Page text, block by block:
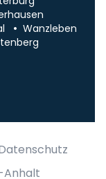
Wanzleben
Anhalt